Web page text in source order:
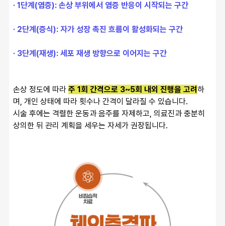
· 1단계(염증): 손상 부위에서 염증 반응이 시작되는 구간
· 2단계(증식): 자가 성장 촉진 흐름이 활성화되는 구간
· 3단계(재생): 세포 재생 방향으로 이어지는 구간
손상 정도에 따라 주 1회 간격으로 3~5회 내외 진행을 고려하
며, 개인 상태에 따라 횟수나 간격이 달라질 수 있습니다.
시술 후에는 격렬한 운동과 음주를 자제하고, 의료진과 충분히
상의한 뒤 관리 계획을 세우는 자세가 권장됩니다.